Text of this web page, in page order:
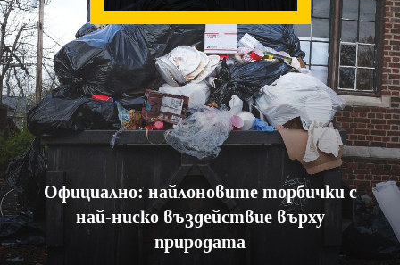
Официално: найлоновите торбички с
най-ниско въздействие върху
природата